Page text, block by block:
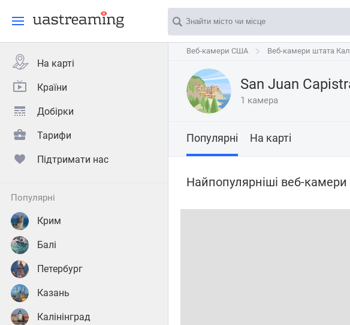
На карті
Країни
Добірки
Тарифи
Підтримати нас
популярні
Крим
Балі
Петербург
Казань
Калінінград
Веб-камери США Веб-камери штата
Веб-камери США Веб-камери штата
San Juan
1 камера
Популярні На карті
Найпопулярніші веб-